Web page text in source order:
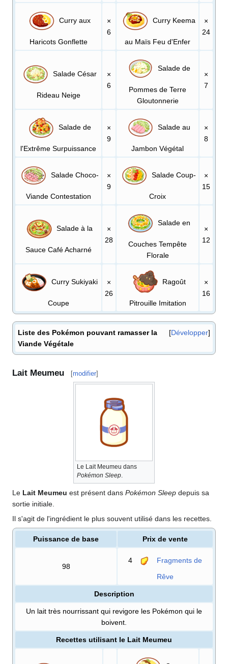
Curry aux
Haricots Gonflette
×
6
Curry Keema
au Maïs Feu d'Enfer
×
24
Salade César
Rideau Neige
×
6
Salade de
Pommes de Terre
Gloutonnerie
×
7
Salade de
l'Extrême Surpuissance
×
9
Salade au
Jambon Végétal
×
8
Salade Choco-
Viande Contestation
×
9
Salade Coup-
Croix
×
15
Salade à la
Sauce Café Acharné
×
28
Salade en
Couches Tempête
Florale
×
12
Curry Sukiyaki
Coupe
×
26
Ragoût
Pitrouille Imitation
×
16
Développer
Liste des Pokémon pouvant ramasser la
Viande Végétale
Lait Meumeu [modifier]
Le Lait Meumeu dans
Pokémon Sleep.
Le Lait Meumeu est présent dans Pokémon Sleep depuis sa
sortie initiale.
Il s'agit de l'ingrédient le plus souvent utilisé dans les recettes.
Puissance de base Prix de vente
98
4 Fragments de
Rêve
Description
Un lait très nourrissant qui revigore les Pokémon qui le
boivent.
Recettes utilisant le Lait Meumeu